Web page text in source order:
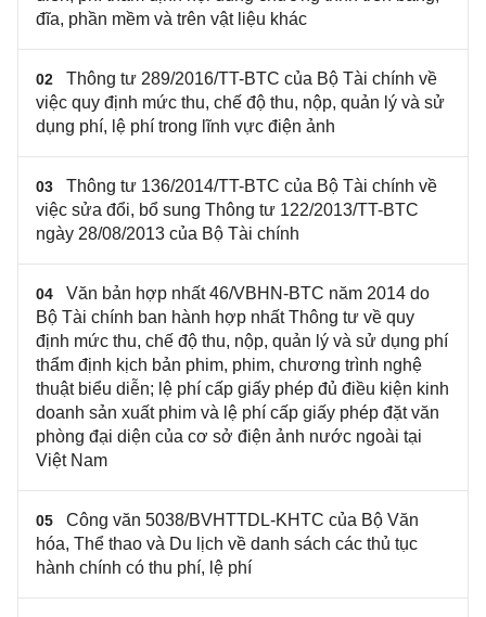
đĩa, phần mềm và trên vật liệu khác
02
Thông tư 289/2016/TT-BTC của Bộ Tài chính về
việc quy định mức thu, chế độ thu, nộp, quản lý và sử
dụng phí, lệ phí trong lĩnh vực điện ảnh
03
Thông tư 136/2014/TT-BTC của Bộ Tài chính về
việc sửa đổi, bổ sung Thông tư 122/2013/TT-BTC
ngày 28/08/2013 của Bộ Tài chính
04
Văn bản hợp nhất 46/VBHN-BTC năm 2014 do
Bộ Tài chính ban hành hợp nhất Thông tư về quy
định mức thu, chế độ thu, nộp, quản lý và sử dụng phí
thẩm định kịch bản phim, phim, chương trình nghệ
thuật biểu diễn; lệ phí cấp giấy phép đủ điều kiện kinh
doanh sản xuất phim và lệ phí cấp giấy phép đặt văn
phòng đại diện của cơ sở điện ảnh nước ngoài tại
Việt Nam
05
Công văn 5038/BVHTTDL-KHTC của Bộ Văn
hóa, Thể thao và Du lịch về danh sách các thủ tục
hành chính có thu phí, lệ phí